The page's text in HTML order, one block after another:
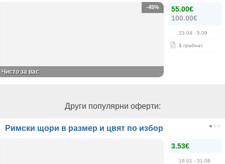
55.00€
100.00€
23.04 - 5.09
1 грабнат
-45%
Чисто за вас
Други популярни оферти:
Римски щори в размер и цвят по избор
3.53€
16.01 - 31.08